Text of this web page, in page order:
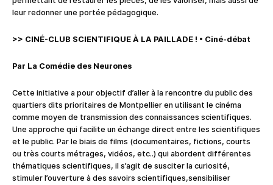
leur redonner une portée pédagogique.
>> CINÉ-CLUB SCIENTIFIQUE À LA PAILLADE ! • Ciné-débat
Par La Comédie des Neurones
Cette initiative a pour objectif d’aller à la rencontre du public des
quartiers dits prioritaires de Montpellier en utilisant le cinéma
comme moyen de transmission des connaissances scientifiques.
Une approche qui facilite un échange direct entre les scientifiques
et le public. Par le biais de films (documentaires, fictions, courts
ou très courts métrages, vidéos, etc..) qui abordent différentes
thématiques scientifiques, il s’agit de susciter la curiosité,
stimuler l’ouverture à des savoirs scientifiques,sensibiliser